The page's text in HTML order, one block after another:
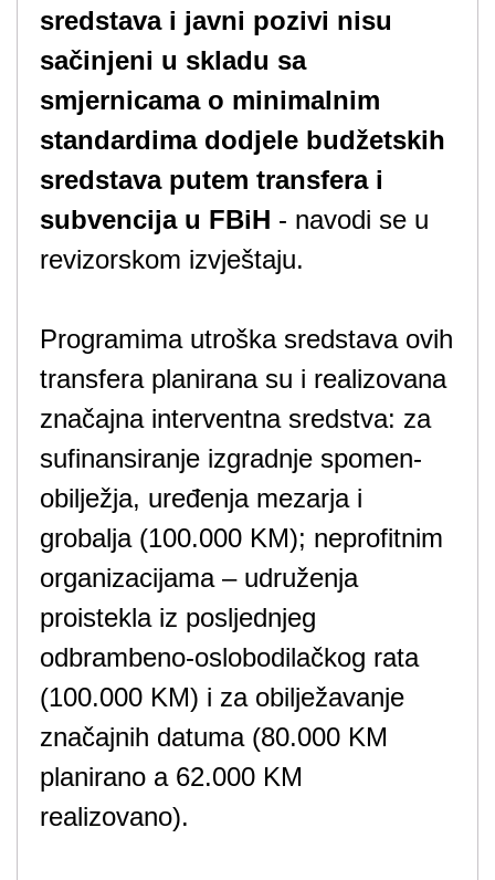
sredstava i javni pozivi nisu
sačinjeni u skladu sa
smjernicama o minimalnim
standardima dodjele budžetskih
sredstava putem transfera i
subvencija u FBiH - navodi se u
revizorskom izvještaju.
Programima utroška sredstava ovih
transfera planirana su i realizovana
značajna interventna sredstva: za
sufinansiranje izgradnje spomen-
obilježja, uređenja mezarja i
grobalja (100.000 KM); neprofitnim
organizacijama – udruženja
proistekla iz posljednjeg
odbrambeno-oslobodilačkog rata
(100.000 KM) i za obilježavanje
značajnih datuma (80.000 KM
planirano a 62.000 KM
realizovano).